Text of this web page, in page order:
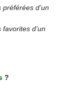
d’un
d’un
?